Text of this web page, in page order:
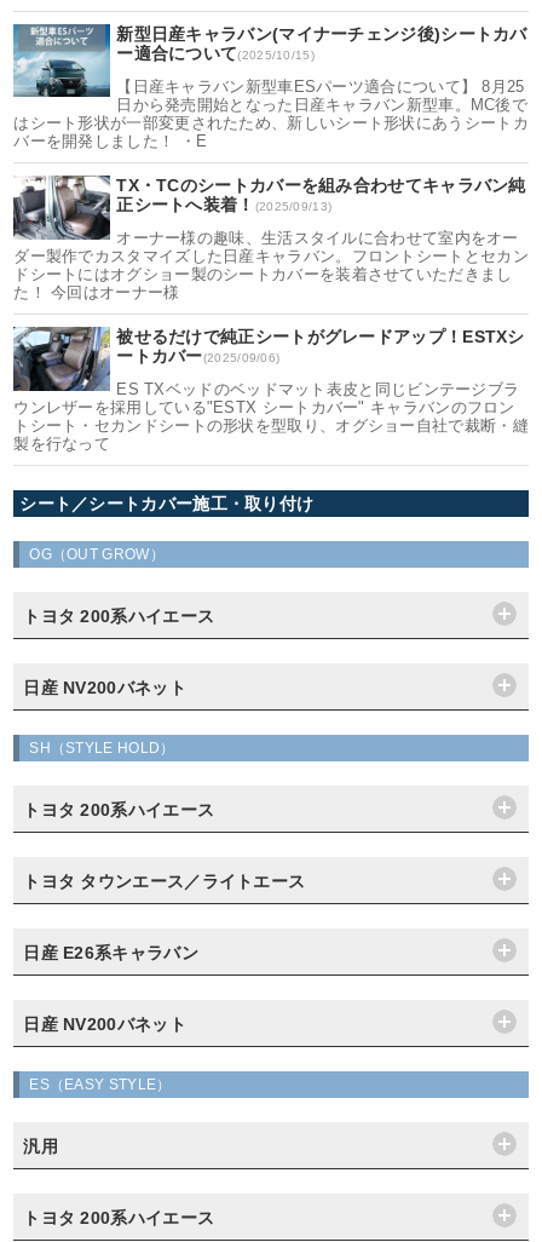
新型日産キャラバン(マイナーチェンジ後)シートカバ
ー適合について(2025/10/15)
【日産キャラバン新型車ESパーツ適合について】 8月25
日から発売開始となった日産キャラバン新型車。MC後で
はシート形状が一部変更されたため、新しいシート形状にあうシートカ
バーを開発しました！ ・E
TX・TCのシートカバーを組み合わせてキャラバン純
正シートへ装着！ (2025/09/13)
オーナー様の趣味、生活スタイルに合わせて室内をオー
ダー製作でカスタマイズした日産キャラバン。フロントシートとセカン
ドシートにはオグショー製のシートカバーを装着させていただきまし
た！ 今回はオーナー様
被せるだけで純正シートがグレードアップ！ESTXシ
ートカバー(2025/09/06)
ES TXベッドのベッドマット表皮と同じビンテージブラ
ウンレザーを採用している"ESTX シートカバー" キャラバンのフロン
トシート・セカンドシートの形状を型取り、オグショー自社で裁断・縫
製を行なって
シート／シートカバー施工・取り付け
OG（OUT GROW）
トヨタ 200系ハイエース
日産 NV200バネット
SH（STYLE HOLD）
トヨタ 200系ハイエース
トヨタ タウンエース／ライトエース
日産 E26系キャラバン
日産 NV200バネット
ES（EASY STYLE）
汎用
トヨタ 200系ハイエース